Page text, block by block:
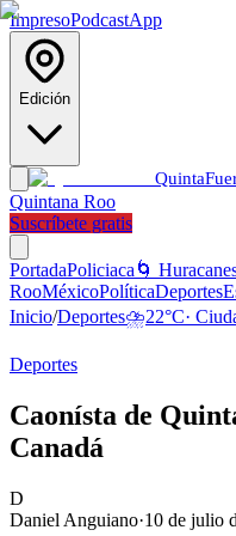
ImpresoPodcastApp
Edición
Quinta
Quintana Roo
Suscríbete gratis
PortadaPoliciaca 🌀
RooMéxicoPolíticaDeportes
Inicio/Deportes⛈️22°C·
Deportes
Caonísta de
Canadá
D
Daniel Anguiano·10 de julio